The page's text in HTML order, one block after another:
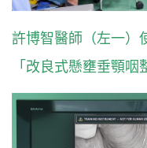
許博智醫師（左一）
「改良式懸壅垂顎